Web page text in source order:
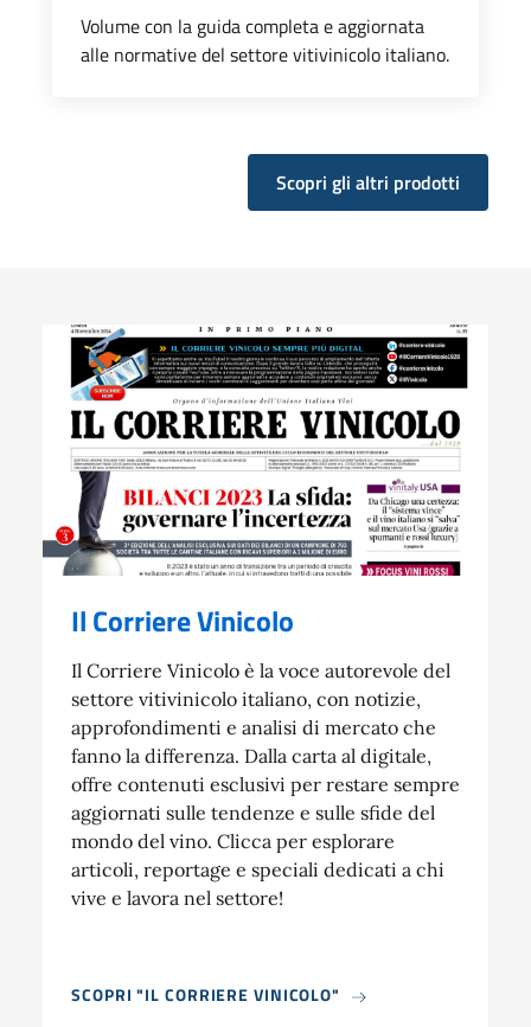
Volume con la guida completa e aggiornata
alle normative del settore vitivinicolo italiano.
Scopri gli altri prodotti
Il Corriere Vinicolo
Il Corriere Vinicolo è la voce autorevole del
settore vitivinicolo italiano, con notizie,
approfondimenti e analisi di mercato che
fanno la differenza. Dalla carta al digitale,
offre contenuti esclusivi per restare sempre
aggiornati sulle tendenze e sulle sfide del
mondo del vino. Clicca per esplorare
articoli, reportage e speciali dedicati a chi
vive e lavora nel settore!
SCOPRI "IL CORRIERE VINICOLO"